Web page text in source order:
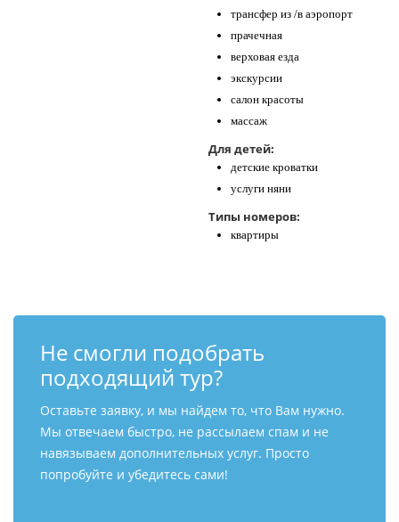
трансфер из /в аэропорт
прачечная
верховая езда
экскурсии
салон красоты
массаж
Для детей:
детские кроватки
услуги няни
Типы номеров:
квартиры
Не смогли подобрать
подходящий тур?
Оставьте заявку, и мы найдем то, что Вам нужно.
Мы отвечаем быстро, не рассылаем спам и не
навязываем дополнительных услуг. Просто
попробуйте и убедитесь сами!